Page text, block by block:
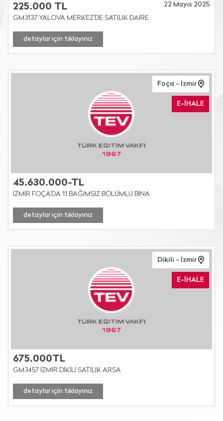
225.000 TL
22 Mayıs 2025
GM3137 YALOVA MERKEZ'DE SATILIK DAİRE
detaylar için tıklayınız
Foça - İzmir
E-İHALE
45.630.000-TL
İZMİR FOÇA'DA 11 BAĞIMSIZ BÖLÜMLÜ BİNA
detaylar için tıklayınız
Dikili - İzmir
E-İHALE
675.000TL
GM3457 İZMİR DİKİLİ SATILIK ARSA
detaylar için tıklayınız